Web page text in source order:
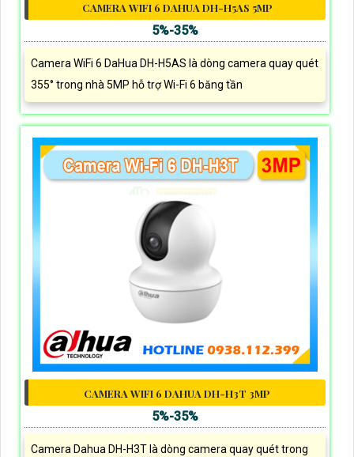
CAMERA WIFI 6 DAHUA DH-H5AS 5MP
5%-35%
Camera WiFi 6 DaHua DH-H5AS là dòng camera quay quét
355° trong nhà 5MP hỗ trợ Wi-Fi 6 băng tần
CAMERA WIFI 6 DAHUA DH-H3T 3MP
5%-35%
Camera Dahua DH-H3T là dòng camera quay quét trong